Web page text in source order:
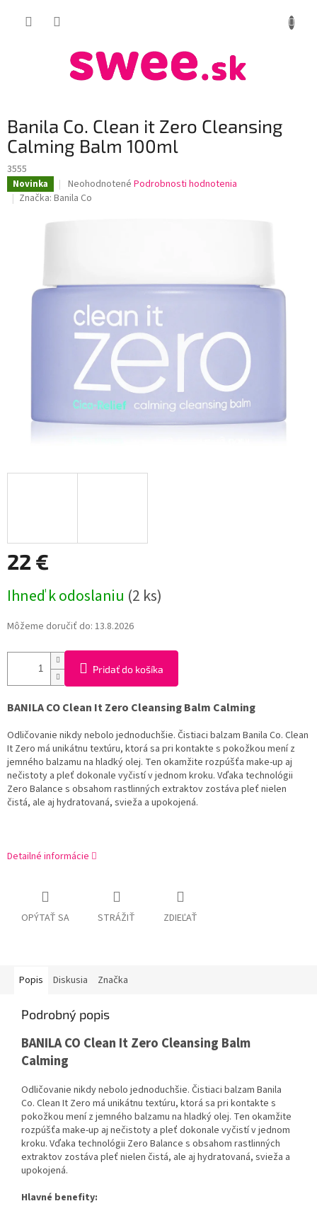
Banila Co. Clean it Zero Cleansing
Calming Balm 100ml
3555
Novinka
Priemerné
hodnotenie
Neohodnotené Podrobnosti hodnotenia
Značka: Banila Co
22 €
cena:
Ihneď k odoslaniu (2 ks)
Môžeme doručiť do: 13.8.2026
Pridať do košíka
BANILA CO Clean It Zero Cleansing Balm Calming
Odličovanie nikdy nebolo jednoduchšie. Čistiaci balzam Banila Co. Clean
It Zero má unikátnu textúru, ktorá sa pri kontakte s pokožkou mení z
jemného balzamu na hladký olej. Ten okamžite rozpúšťa make-up aj
nečistoty a pleť dokonale vyčistí v jednom kroku. Vďaka technológii
Zero Balance s obsahom rastlinných extraktov zostáva pleť nielen
čistá, ale aj hydratovaná, svieža a upokojená.
Detailné informácie
OPÝTAŤ SA STRÁŽIŤ ZDIEĽAŤ
Popis Diskusia Značka
Podrobný popis
BANILA CO Clean It Zero Cleansing Balm
Calming
Odličovanie nikdy nebolo jednoduchšie. Čistiaci balzam Banila
Co. Clean It Zero má unikátnu textúru, ktorá sa pri kontakte s
pokožkou mení z jemného balzamu na hladký olej. Ten okamžite
rozpúšťa make-up aj nečistoty a pleť dokonale vyčistí v jednom
kroku. Vďaka technológii Zero Balance s obsahom rastlinných
extraktov zostáva pleť nielen čistá, ale aj hydratovaná, svieža a
upokojená.
Hlavné benefity: